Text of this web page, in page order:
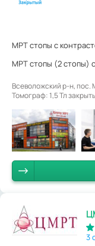
МРТ стопы с
МРТ стопы (2 стопы)
Всеволожский р-н, пос.
Томограф: 1,5 Тл
3